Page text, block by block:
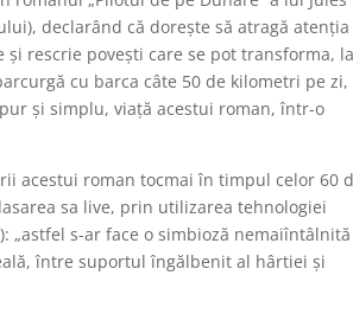
declarând că doreşte să atragă atenţia
rescrie poveşti care se pot transforma,
cu barca câte 50 de kilometri pe zi,
şi simplu, viaţă acestui roman, într-o
acestui roman tocmai în timpul celor 60
sa live, prin utilizarea tehnologiei
s-ar face o simbioză nemaiîntâlnită
între suportul îngălbenit al hârtiei şi